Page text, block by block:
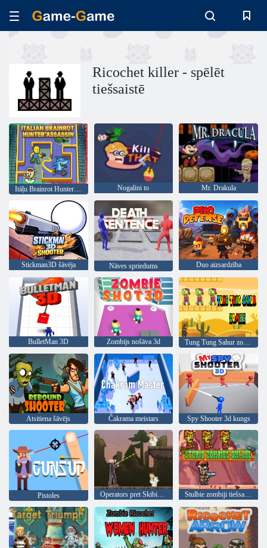
Ricochet killer - spēlēt
tiešsaistē
Itāļu Brainrot Hunter Assassin Nogalini to Mr. Drakula
Stickman3D šāvēja Nāves spriedums Duo aizsardzība
BulletMan 3D Zombijs nošāva 3d Tung Tung Sahur zombijs
Atsitiena šāvējs Čakrama meistars Spy Shooter 3d kungs
Pistoles Operators pret Skibidi briesmoni: jautra cīņa Stulbie zombiji tiešsaistē